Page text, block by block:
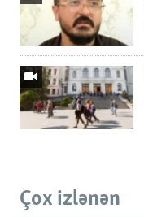
Çox izlənən